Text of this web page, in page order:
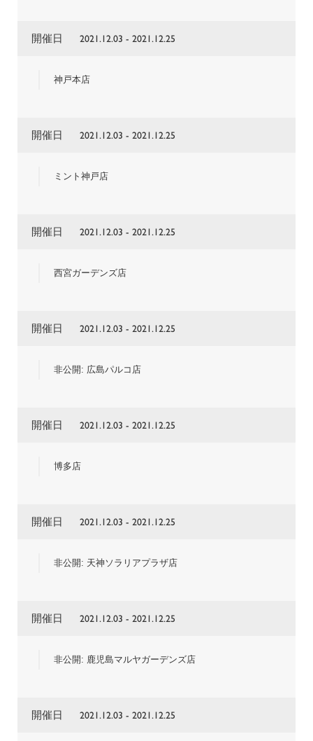
開催日 2021.12.03 - 2021.12.25
神戸本店
開催日 2021.12.03 - 2021.12.25
ミント神戸店
開催日 2021.12.03 - 2021.12.25
西宮ガーデンズ店
開催日 2021.12.03 - 2021.12.25
非公開: 広島パルコ店
開催日 2021.12.03 - 2021.12.25
博多店
開催日 2021.12.03 - 2021.12.25
非公開: 天神ソラリアプラザ店
開催日 2021.12.03 - 2021.12.25
非公開: 鹿児島マルヤガーデンズ店
開催日 2021.12.03 - 2021.12.25